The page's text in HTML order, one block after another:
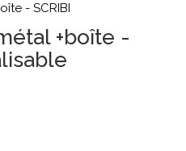
- SCRIBI
+boîte -